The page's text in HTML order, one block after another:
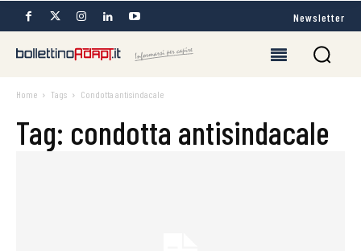
Newsletter
Home Tags Condotta antisindacale
Tag: condotta antisindacale